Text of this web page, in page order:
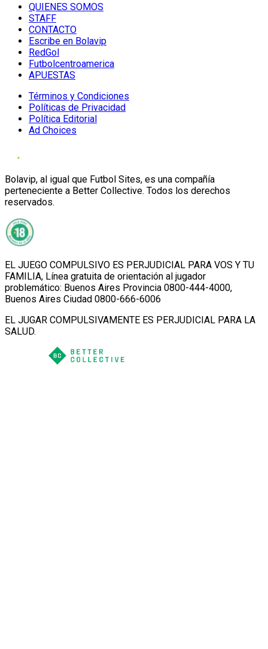
QUIENES SOMOS
STAFF
CONTACTO
Escribe en Bolavip
RedGol
Futbolcentroamerica
APUESTAS
Términos y Condiciones
Políticas de Privacidad
Política Editorial
Ad Choices
Bolavip, al igual que Futbol Sites, es una compañía
perteneciente a Better Collective. Todos los derechos
reservados.
EL JUEGO COMPULSIVO ES PERJUDICIAL PARA VOS Y TU
FAMILIA, Línea gratuita de orientación al jugador
problemático: Buenos Aires Provincia 0800-444-4000,
Buenos Aires Ciudad 0800-666-6006
EL JUGAR COMPULSIVAMENTE ES PERJUDICIAL PARA LA
SALUD.